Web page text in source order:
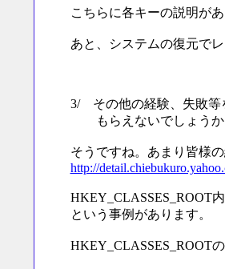
こちらに各キーの説明があ
あと、システムの復元で
3/ その他の経験、失敗等
もらえないでしょうか
そうですね。あまり皆様
http://
HKEY_CLASSES_ROOT
という事例があります。
HKEY_CLASSES_ROOT